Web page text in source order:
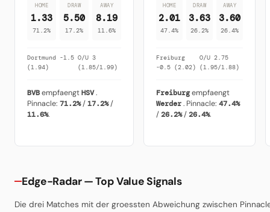
HOME
1.33
71.2%
DRAW
5.50
17.2%
AWAY
8.19
11.6%
Dortmund -1.5
(1.94)
O/U 3
(1.85/1.99)
BVBempfaengtHSV.
Pinnacle: 71.2%/17.2%/
11.6%.
HOME
2.01
47.4%
DRAW
3.63
26.2%
AWAY
3.60
26.4%
Freiburg
-0.5 (2.02)
O/U 2.75
(1.95/1.88)
Freiburgempfaengt
Werder. Pinnacle: 47.4%
/26.2%/26.4%.
Edge-Radar — Top Value Signals
Die drei Matches mit der groessten Abweichung zwischen